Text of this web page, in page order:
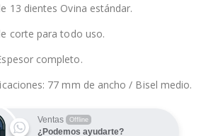
13 dientes Ovina estándar.
corte para todo uso.
completo.
77 mm de ancho / Bisel medio.
Ventas Offline
¿Podemos ayudarte?